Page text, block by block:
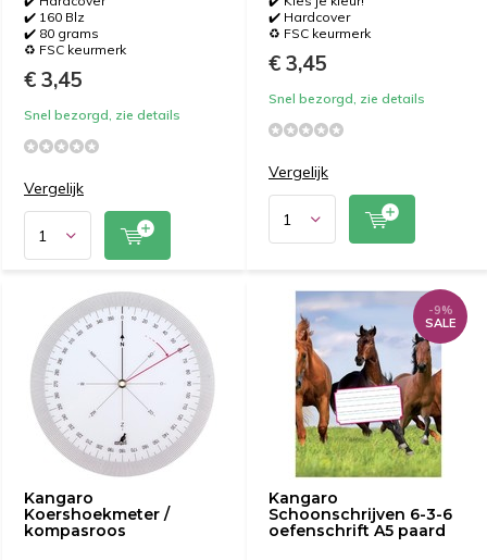
✔️ 160 Blz
✔️ 80 grams
♻️ FSC keurmerk
€ 3,45
Snel bezorgd, zie details
Vergelijk
✔️ Hardcover
♻️ FSC keurmerk
€ 3,45
Snel bezorgd, zie details
Vergelijk
Kangaro
Koershoekmeter /
kompasroos
Kangaro
Schoonschrijven 6-3-6
oefenschrift A5 paard
-9%
SALE